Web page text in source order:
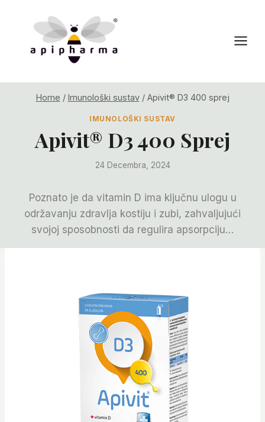
Home / Imunološki sustav / Apivit® D3 400 sprej
IMUNOLOŠKI SUSTAV
Apivit® D3 400 Sprej
24 Decembra, 2024
Poznato je da vitamin D ima ključnu ulogu u
održavanju zdravlja kostiju i zubi, zahvaljujući
svojoj sposobnosti da regulira apsorpciju…